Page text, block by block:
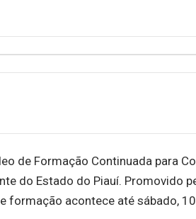
de Formação Continuada para
do Estado do Piauí. Promovido
formação acontece até sábado,